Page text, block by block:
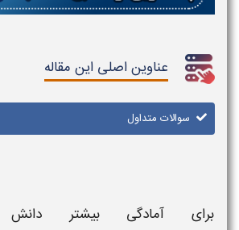
عناوین اصلی این مقاله
سوالات متداول
برای آمادگی بیشتر